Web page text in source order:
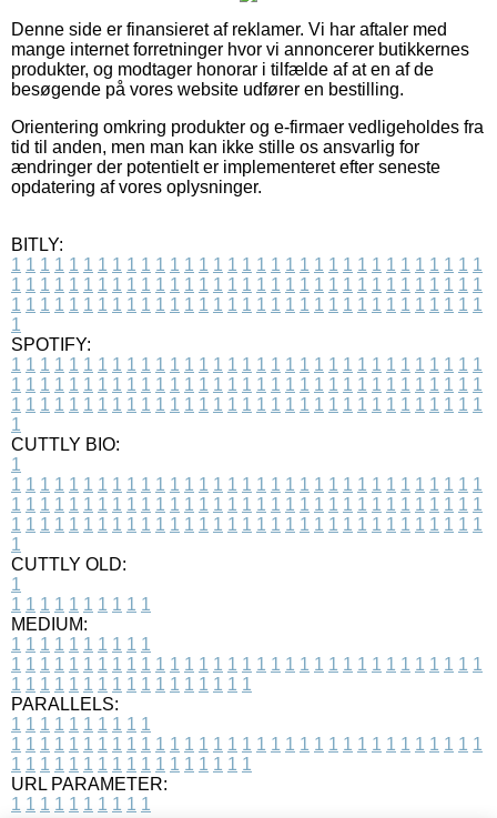
Denne side er finansieret af reklamer. Vi har aftaler med
mange internet forretninger hvor vi annoncerer butikkernes
produkter, og modtager honorar i tilfælde af at en af de
besøgende på vores website udfører en bestilling.
Orientering omkring produkter og e-firmaer vedligeholdes fra
tid til anden, men man kan ikke stille os ansvarlig for
ændringer der potentielt er implementeret efter seneste
opdatering af vores oplysninger.
BITLY:
1 1 1 1 1 1 1 1 1 1 1 1 1 1 1 1 1 1 1 1 1 1 1 1 1 1 1 1 1 1 1 1 1
1 1 1 1 1 1 1 1 1 1 1 1 1 1 1 1 1 1 1 1 1 1 1 1 1 1 1 1 1 1 1 1 1
1 1 1 1 1 1 1 1 1 1 1 1 1 1 1 1 1 1 1 1 1 1 1 1 1 1 1 1 1 1 1 1 1
1
SPOTIFY:
1 1 1 1 1 1 1 1 1 1 1 1 1 1 1 1 1 1 1 1 1 1 1 1 1 1 1 1 1 1 1 1 1
1 1 1 1 1 1 1 1 1 1 1 1 1 1 1 1 1 1 1 1 1 1 1 1 1 1 1 1 1 1 1 1 1
1 1 1 1 1 1 1 1 1 1 1 1 1 1 1 1 1 1 1 1 1 1 1 1 1 1 1 1 1 1 1 1 1
1
CUTTLY BIO:
1
1 1 1 1 1 1 1 1 1 1 1 1 1 1 1 1 1 1 1 1 1 1 1 1 1 1 1 1 1 1 1 1 1
1 1 1 1 1 1 1 1 1 1 1 1 1 1 1 1 1 1 1 1 1 1 1 1 1 1 1 1 1 1 1 1 1
1 1 1 1 1 1 1 1 1 1 1 1 1 1 1 1 1 1 1 1 1 1 1 1 1 1 1 1 1 1 1 1 1
1
CUTTLY OLD:
1
1 1 1 1 1 1 1 1 1 1
MEDIUM:
1 1 1 1 1 1 1 1 1 1
1 1 1 1 1 1 1 1 1 1 1 1 1 1 1 1 1 1 1 1 1 1 1 1 1 1 1 1 1 1 1 1 1
1 1 1 1 1 1 1 1 1 1 1 1 1 1 1 1 1
PARALLELS:
1 1 1 1 1 1 1 1 1 1
1 1 1 1 1 1 1 1 1 1 1 1 1 1 1 1 1 1 1 1 1 1 1 1 1 1 1 1 1 1 1 1 1
1 1 1 1 1 1 1 1 1 1 1 1 1 1 1 1 1
URL PARAMETER:
1 1 1 1 1 1 1 1 1 1